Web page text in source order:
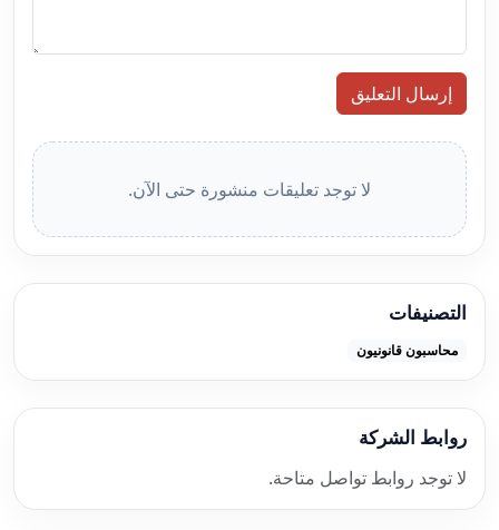
إرسال التعليق
لا توجد تعليقات منشورة حتى الآن.
التصنيفات
محاسبون قانونيون
روابط الشركة
لا توجد روابط تواصل متاحة.